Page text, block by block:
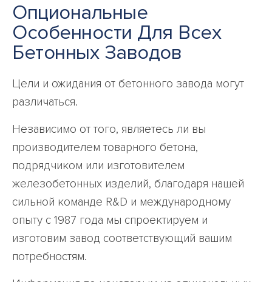
Опциональные
Особенности Для Всех
Бетонных Заводов
Цели и ожидания от бетонного завода могут
различаться.
Независимо от того, являетесь ли вы
производителем товарного бетона,
подрядчиком или изготовителем
железобетонных изделий, благодаря нашей
сильной команде R&D и международному
опыту с 1987 года мы спроектируем и
изготовим завод соответствующий вашим
потребностям.